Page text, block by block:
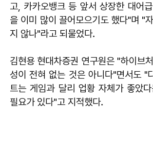
고, 카카오뱅크 등 앞서 상장한 대어
을 이미 많이 끌어모으기도 했다"며 "
지 않나"라고 되물었다.
김현용 현대차증권 연구원은 "하이브
성이 전혀 없는 것은 아니다"면서도 "
트는 게임과 달리 업황 자체가 좋았
필요가 있다"고 지적했다.